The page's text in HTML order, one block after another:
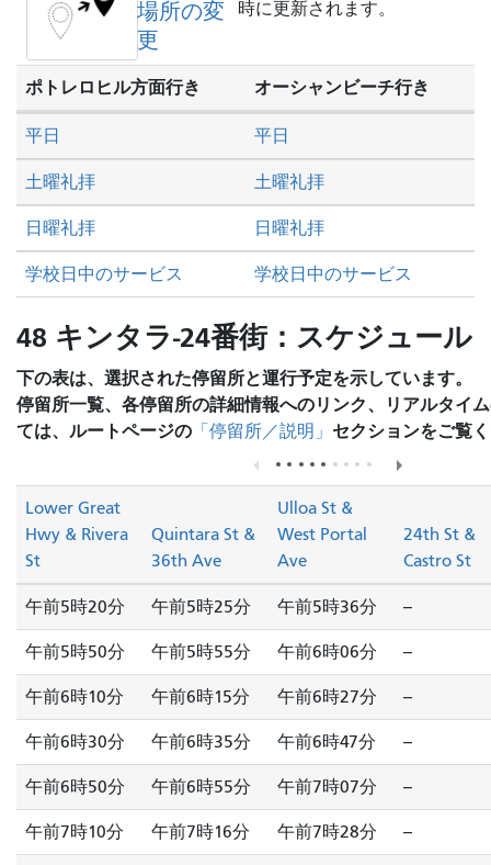
場所の変
更
時に更新されます。
ポトレロヒル方面行き オーシャンビーチ行き
土曜礼拝 土曜礼拝
日曜礼拝 日曜礼拝
平日 平日
学校日中のサービス 学校日中のサービス
48 キンタラ-24番街：スケジュール
下の表は、選択された停留所と運行予定を示しています。
停留所一覧、各停留所の詳細情報へのリンク、リアルタイ
ては、ルートページの 「停留所／説明」 セクションをご覧
Lower Great
Hwy & Rivera
St
Quintara St &
36th Ave
Ulloa St &
West Portal
Ave
24th St &
Castro St
午前5時20分 午前5時25分 午前5時36分 --
午前5時50分 午前5時55分 午前6時06分 --
午前6時10分 午前6時15分 午前6時27分 --
午前6時30分 午前6時35分 午前6時47分 --
午前6時50分 午前6時55分 午前7時07分 --
午前7時10分 午前7時16分 午前7時28分 --